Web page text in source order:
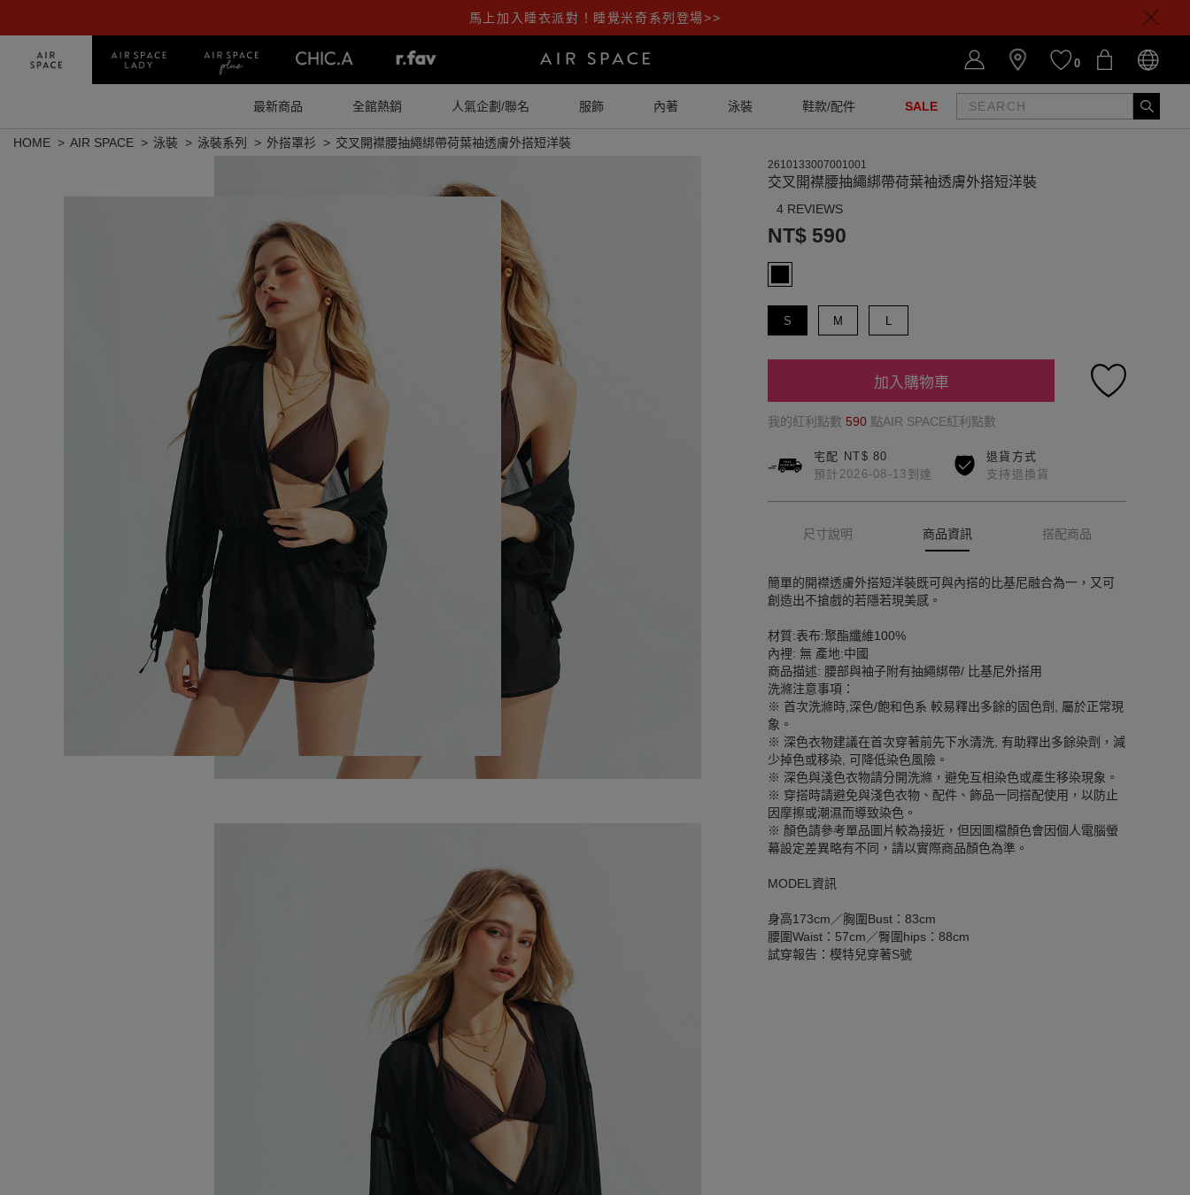
馬上加入睡衣派對！睡覺米奇系列登場>>
0
最新商品 全館熱銷 人氣企劃/聯名 服飾 內著 泳裝 鞋款/配件 SALE
HOME AIR SPACE 泳裝 泳裝系列 外搭罩衫 交叉開襟腰抽繩綁帶荷葉袖透膚外搭短洋裝
2610133007001001
交叉開襟腰抽繩綁帶荷葉袖透膚外搭短洋裝
4 REVIEWS
NT$ 590
S M L
加入購物車
我的紅利點數 590 點AIR SPACE紅利點數
宅配 NT$ 80
預計2026-08-13到達
退貨方式
支持退換貨
尺寸說明 商品資訊 搭配商品
簡單的開襟透膚外搭短洋裝既可與內搭的比基尼融合為一，又可
創造出不搶戲的若隱若現美感。
材質:表布:聚酯纖維100%
內裡: 無 產地:中國
商品描述: 腰部與袖子附有抽繩綁帶/ 比基尼外搭用
洗滌注意事項：
※ 首次洗滌時,深色/飽和色系 較易釋出多餘的固色劑, 屬於正常現
象。
※ 深色衣物建議在首次穿著前先下水清洗, 有助釋出多餘染劑，減
少掉色或移染, 可降低染色風險。
※ 深色與淺色衣物請分開洗滌，避免互相染色或產生移染現象。
※ 穿搭時請避免與淺色衣物、配件、飾品一同搭配使用，以防止
因摩擦或潮濕而導致染色。
※ 顏色請參考單品圖片較為接近，但因圖檔顏色會因個人電腦螢
幕設定差異略有不同，請以實際商品顏色為準。
MODEL資訊
身高173cm／胸圍Bust：83cm
腰圍Waist：57cm／臀圍hips：88cm
試穿報告：模特兒穿著S號